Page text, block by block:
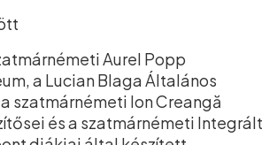
Aurel Popp
a Lucian Blaga Általános
szatmárnémeti Ion Creangă
és a szatmárnémeti Integrált